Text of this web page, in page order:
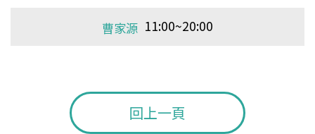
曹家源 11:00~20:00
曹家源 11:00~20:00
曹家源 11:00~20:00
曹家源 11:00~20:00
曹家源 11:00~20:00
回上一頁